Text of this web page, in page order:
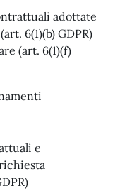
adottate
6(1)(b) GDPR)
(art. 6(1)(f)
e